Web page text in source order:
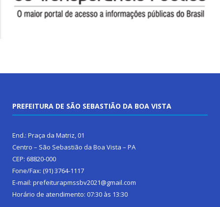
PREFEITURA DE SÃO SEBASTIÃO DA BOA VISTA
End.: Praça da Matriz, 01
Centro – São Sebastião da Boa Vista – PA
CEP: 68820-000
Fone/Fax: (91) 3764-1117
E-mail: prefeiturapmssbv2021@gmail.com
Horário de atendimento: 07:30 às 13:30